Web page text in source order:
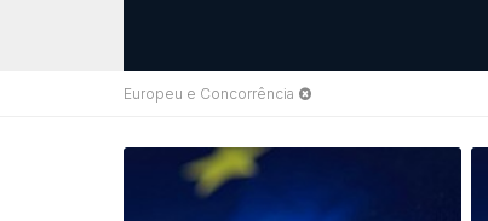
Europeu e Concorrência